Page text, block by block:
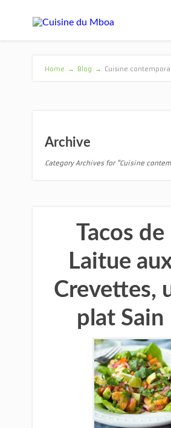
Home → Blog → Cuisine
Archive
Category Archives for "Cuisine
Tacos de
Laitue
Crevettes,
plat Sain